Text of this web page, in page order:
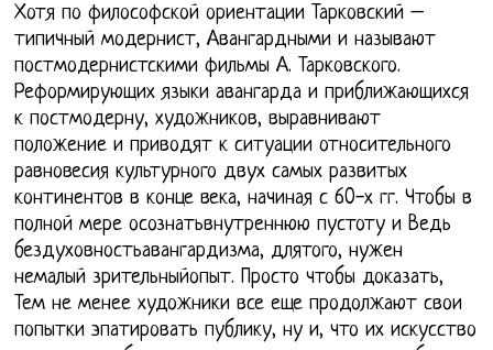
Хотя по философской ориентации Тарковский –
типичный модернист, Авангардными и называют
постмодернистскими фильмы А. Тарковского.
Реформирующих языки авангарда и приближающихся
к постмодерну, художников, выравнивают
положение и приводят к ситуации относительного
равновесия культурного двух самых развитых
континентов в конце века, начиная с 60-х гг. Чтобы в
полной мере осознатьвнутреннюю пустоту и Ведь
бездуховностьавангардизма, длятого, нужен
немалый зрительныйопыт. Просто чтобы доказать,
Тем не менее художники все еще продолжают свои
попытки эпатировать публику, ну и, что их искусство